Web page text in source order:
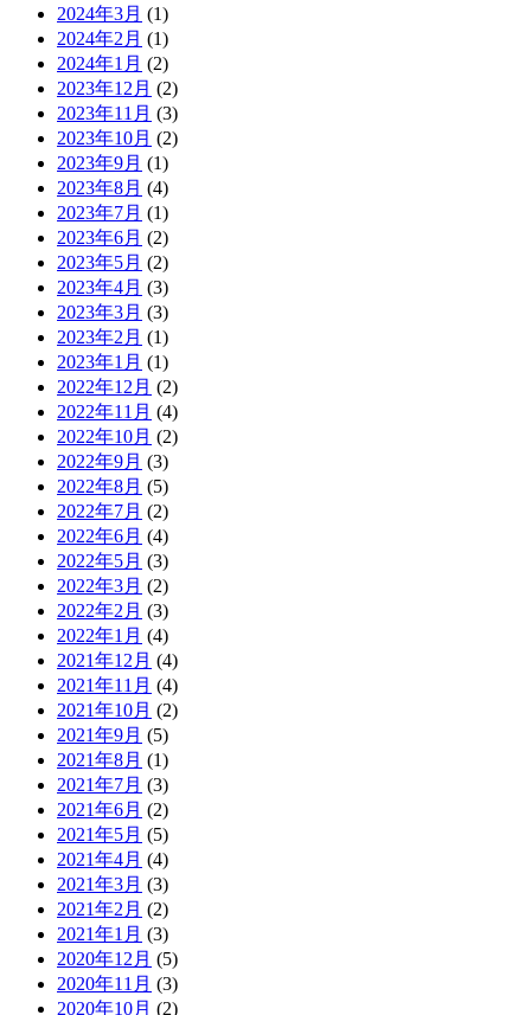
2024年3月 (1)
2024年2月 (1)
2024年1月 (2)
2023年12月 (2)
2023年11月 (3)
2023年10月 (2)
2023年9月 (1)
2023年8月 (4)
2023年7月 (1)
2023年6月 (2)
2023年5月 (2)
2023年4月 (3)
2023年3月 (3)
2023年2月 (1)
2023年1月 (1)
2022年12月 (2)
2022年11月 (4)
2022年10月 (2)
2022年9月 (3)
2022年8月 (5)
2022年7月 (2)
2022年6月 (4)
2022年5月 (3)
2022年3月 (2)
2022年2月 (3)
2022年1月 (4)
2021年12月 (4)
2021年11月 (4)
2021年10月 (2)
2021年9月 (5)
2021年8月 (1)
2021年7月 (3)
2021年6月 (2)
2021年5月 (5)
2021年4月 (4)
2021年3月 (3)
2021年2月 (2)
2021年1月 (3)
2020年12月 (5)
2020年11月 (3)
2020年10月 (2)